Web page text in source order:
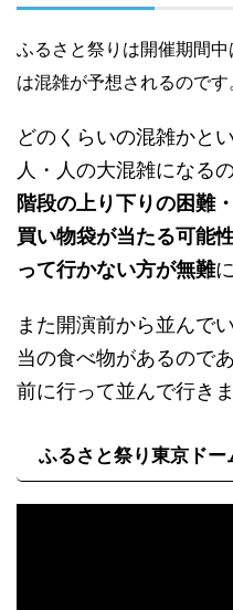
ふるさと祭りは開催期間
は混雑が予想されるのです
どのくらいの混雑かと
人・人の大混雑になる
階段の上り下りの困難
買い物袋が当たる可能
って行かない方が無難
また開演前から並んで
当の食べ物があるので
前に行って並んで行きま
ふるさと祭り東京ドー